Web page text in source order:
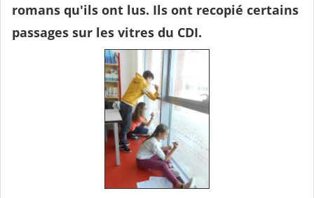
romans qu'ils ont lus. Ils ont recopié certains
passages sur les vitres du CDI.